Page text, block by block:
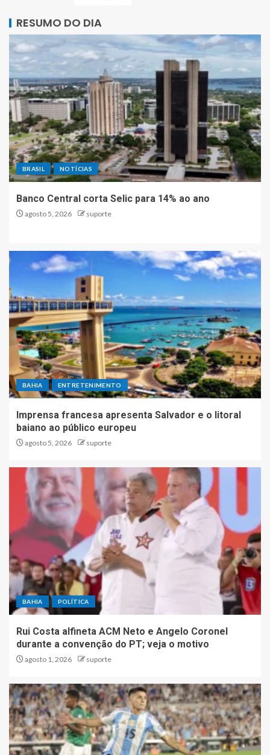
RESUMO DO DIA
BRASIL NOTÍCIAS
Banco Central corta Selic para 14% ao ano
agosto 5, 2026 suporte
BAHIA ENTRETENIMENTO
Imprensa francesa apresenta Salvador e o litoral
baiano ao público europeu
agosto 5, 2026 suporte
BAHIA POLÍTICA
Rui Costa alfineta ACM Neto e Angelo Coronel
durante a convenção do PT; veja o motivo
agosto 1, 2026 suporte